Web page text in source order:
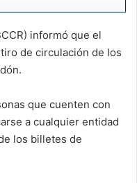
informó que el
de circulación de los
que cuenten con
a cualquier entidad
los billetes de